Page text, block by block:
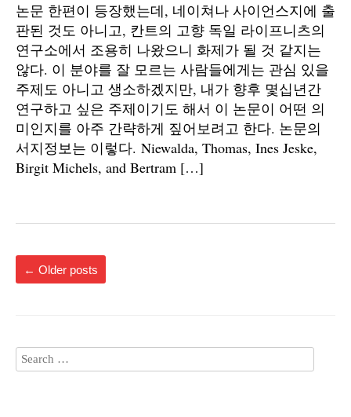
논문 한편이 등장했는데, 네이쳐나 사이언스지에 출
판된 것도 아니고, 칸트의 고향 독일 라이프니츠의
연구소에서 조용히 나왔으니 화제가 될 것 같지는
않다. 이 분야를 잘 모르는 사람들에게는 관심 있을
주제도 아니고 생소하겠지만, 내가 향후 몇십년간
연구하고 싶은 주제이기도 해서 이 논문이 어떤 의
미인지를 아주 간략하게 짚어보려고 한다. 논문의
서지정보는 이렇다. Niewalda, Thomas, Ines Jeske,
Birgit Michels, and Bertram […]
← Older posts